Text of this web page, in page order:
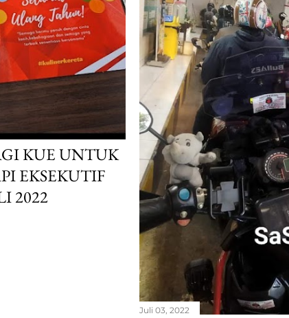
KUE UNTUK
EKSEKUTIF
2022
Juli 03, 2022